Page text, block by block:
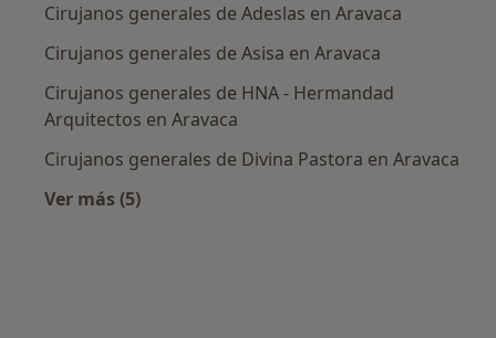
Cirujanos generales de Adeslas en Aravaca
Cirujanos generales de Asisa en Aravaca
Cirujanos generales de HNA - Hermandad
Arquitectos en Aravaca
Cirujanos generales de Divina Pastora en Aravaca
Ver más (5)